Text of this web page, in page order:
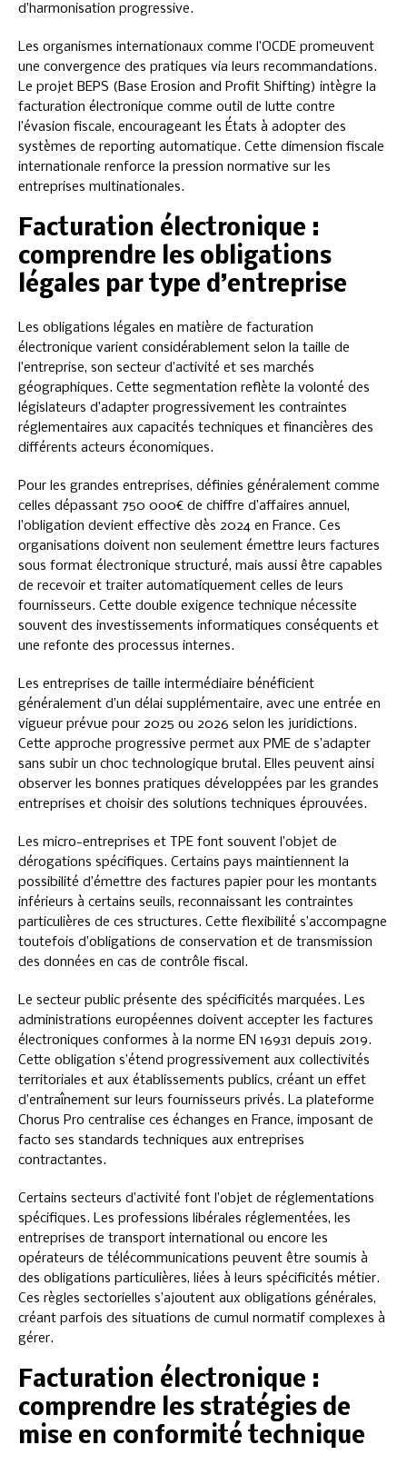
d’harmonisation progressive.
Les organismes internationaux comme l’OCDE promeuvent
une convergence des pratiques via leurs recommandations.
Le projet BEPS (Base Erosion and Profit Shifting) intègre la
facturation électronique comme outil de lutte contre
l’évasion fiscale, encourageant les États à adopter des
systèmes de reporting automatique. Cette dimension fiscale
internationale renforce la pression normative sur les
entreprises multinationales.
Facturation électronique :
comprendre les obligations
légales par type d’entreprise
Les obligations légales en matière de facturation
électronique varient considérablement selon la taille de
l’entreprise, son secteur d’activité et ses marchés
géographiques. Cette segmentation reflète la volonté des
législateurs d’adapter progressivement les contraintes
réglementaires aux capacités techniques et financières des
différents acteurs économiques.
Pour les grandes entreprises, définies généralement comme
celles dépassant 750 000€ de chiffre d’affaires annuel,
l’obligation devient effective dès 2024 en France. Ces
organisations doivent non seulement émettre leurs factures
sous format électronique structuré, mais aussi être capables
de recevoir et traiter automatiquement celles de leurs
fournisseurs. Cette double exigence technique nécessite
souvent des investissements informatiques conséquents et
une refonte des processus internes.
Les entreprises de taille intermédiaire bénéficient
généralement d’un délai supplémentaire, avec une entrée en
vigueur prévue pour 2025 ou 2026 selon les juridictions.
Cette approche progressive permet aux PME de s’adapter
sans subir un choc technologique brutal. Elles peuvent ainsi
observer les bonnes pratiques développées par les grandes
entreprises et choisir des solutions techniques éprouvées.
Les micro-entreprises et TPE font souvent l’objet de
dérogations spécifiques. Certains pays maintiennent la
possibilité d’émettre des factures papier pour les montants
inférieurs à certains seuils, reconnaissant les contraintes
particulières de ces structures. Cette flexibilité s’accompagne
toutefois d’obligations de conservation et de transmission
des données en cas de contrôle fiscal.
Le secteur public présente des spécificités marquées. Les
administrations européennes doivent accepter les factures
électroniques conformes à la norme EN 16931 depuis 2019.
Cette obligation s’étend progressivement aux collectivités
territoriales et aux établissements publics, créant un effet
d’entraînement sur leurs fournisseurs privés. La plateforme
Chorus Pro centralise ces échanges en France, imposant de
facto ses standards techniques aux entreprises
contractantes.
Certains secteurs d’activité font l’objet de réglementations
spécifiques. Les professions libérales réglementées, les
entreprises de transport international ou encore les
opérateurs de télécommunications peuvent être soumis à
des obligations particulières, liées à leurs spécificités métier.
Ces règles sectorielles s’ajoutent aux obligations générales,
créant parfois des situations de cumul normatif complexes à
gérer.
Facturation électronique :
comprendre les stratégies de
mise en conformité technique